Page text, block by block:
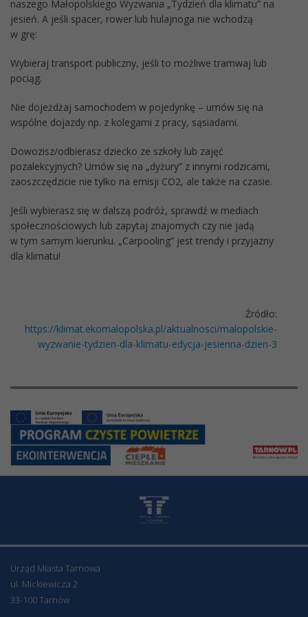
naszego Małopolskiego Wyzwania „Tydzień dla klimatu” na
jesień. A jeśli spacer, rower lub hulajnoga nie wchodzą
w grę:
Wybieraj transport publiczny, jeśli to możliwe tramwaj lub
pociąg.
Nie dojeżdżaj samochodem w pojedynkę – umów się na
wspólne dojazdy np. z kolegami z pracy, sąsiadami.
Dowozisz/odbierasz dziecko ze szkoły lub zajęć
pozalekcyjnych? Umów się na „dyżury” z innymi rodzicami,
zaoszczędzicie nie tylko na emisji CO2, ale także na czasie.
Jeśli wybierasz się w dalszą podróż, sprawdź w mediach
społecznościowych lub zapytaj znajomych czy nie jadą
w tym samym kierunku. „Carpooling” jest trendy i przyjazny
dla klimatu!
Źródło:
https://klimat.ekomalopolska.pl/aktualnosci/malopolskie-
wyzwanie-tydzien-dla-klimatu-edycja-jesienna-dzien-3
Urząd Miasta Tarnowa
ul. Mickiewicza 2
33-100 Tarnów